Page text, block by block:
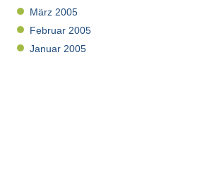
März 2005
Februar 2005
Januar 2005